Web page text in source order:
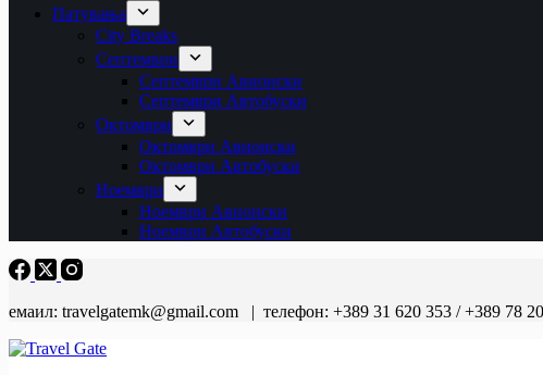
Патувања
City Breaks
Септември
Септември Авионски
Септември Автобуски
Октомври
Октомври Авионски
Октомври Автобуски
Ноември
Ноември Авионски
Ноември Автобуски
емаил: travelgatemk@gmail.com | телефон: +389 31 620 353 / +389 78